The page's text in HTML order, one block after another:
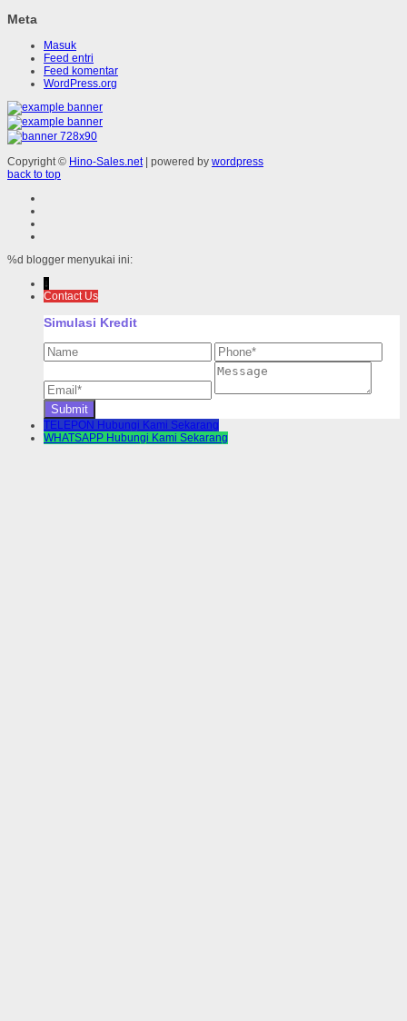
Meta
Masuk
Feed entri
Feed komentar
WordPress.org
Copyright © Hino-Sales.net| powered by wordpress
back to top
%d blogger menyukai ini:
↓
Contact Us
Simulasi Kredit
TELEPON Hubungi Kami Sekarang
WHATSAPP Hubungi Kami Sekarang